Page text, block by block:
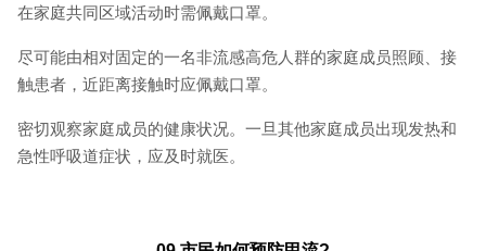
在家庭共同区域活动时需佩戴口罩。
尽可能由相对固定的一名非流感高危人群的家庭成员照顾、接
触患者，近距离接触时应佩戴口罩。
密切观察家庭成员的健康状况。一旦其他家庭成员出现发热和
急性呼吸道症状，应及时就医。